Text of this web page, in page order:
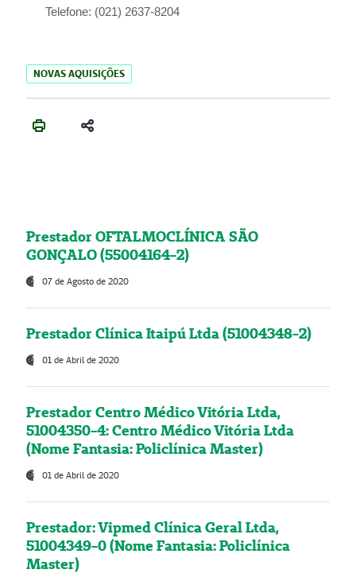
Telefone: (021) 2637-8204
NOVAS AQUISIÇÕES
Prestador OFTALMOCLÍNICA SÃO
GONÇALO (55004164-2)
07 de Agosto de 2020
Prestador Clínica Itaipú Ltda (51004348-2)
01 de Abril de 2020
Prestador Centro Médico Vitória Ltda,
51004350-4: Centro Médico Vitória Ltda
(Nome Fantasia: Policlínica Master)
01 de Abril de 2020
Prestador: Vipmed Clínica Geral Ltda,
51004349-0 (Nome Fantasia: Policlínica
Master)